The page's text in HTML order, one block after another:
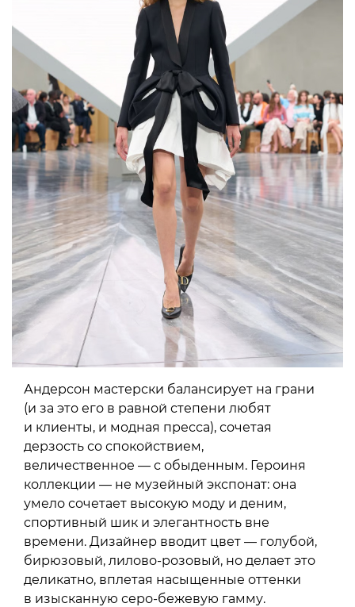
Андерсон мастерски балансирует на грани
(и за это его в равной степени любят
и клиенты, и модная пресса), сочетая
дерзость со спокойствием,
величественное — с обыденным. Героиня
коллекции — не музейный экспонат: она
умело сочетает высокую моду и деним,
спортивный шик и элегантность вне
времени. Дизайнер вводит цвет — голубой,
бирюзовый, лилово-розовый, но делает это
деликатно, вплетая насыщенные оттенки
в изысканную серо-бежевую гамму.